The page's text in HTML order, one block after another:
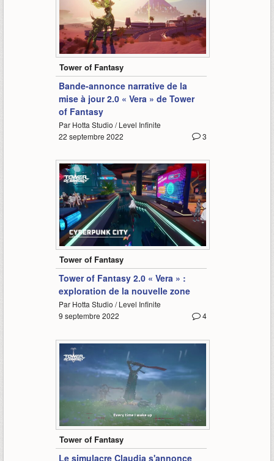
2:04
Tower of Fantasy
Bande-annonce narrative de la
mise à jour 2.0 « Vera » de Tower
of Fantasy
Par Hotta Studio / Level Infinite
3
22 septembre 2022
0:46
Tower of Fantasy
Tower of Fantasy 2.0 « Vera » :
exploration de la nouvelle zone
Par Hotta Studio / Level Infinite
4
9 septembre 2022
1:26
Tower of Fantasy
Le simulacre Claudia s'annonce